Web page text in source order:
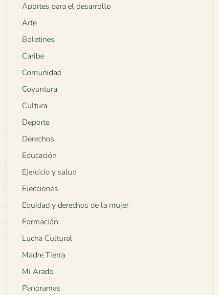
Aportes para el desarrollo
Arte
Boletines
Caribe
Comunidad
Coyuntura
Cultura
Deporte
Derechos
Educación
Ejercicio y salud
Elecciones
Equidad y derechos de la mujer
Formación
Lucha Cultural
Madre Tierra
Mi Arado
Panoramas